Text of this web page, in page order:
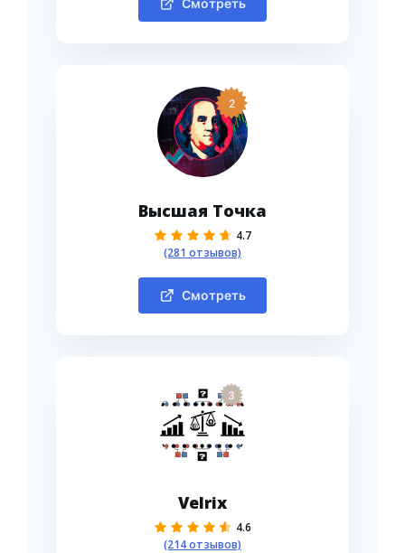
2
Высшая Точка
4.7
(281 отзывов)
Смотреть
3
Velrix
4.6
(214 отзывов)